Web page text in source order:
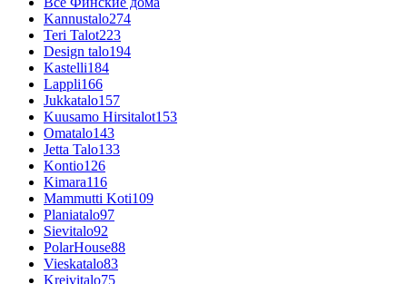
Kannustalo274
Teri Talot223
Design talo194
Kastelli184
Lappli166
Jukkatalo157
Kuusamo Hirsitalot153
Omatalo143
Jetta Talo133
Kontio126
Kimara116
Mammutti Koti109
Planiatalo97
Sievitalo92
PolarHouse88
Vieskatalo83
Kreivitalo75